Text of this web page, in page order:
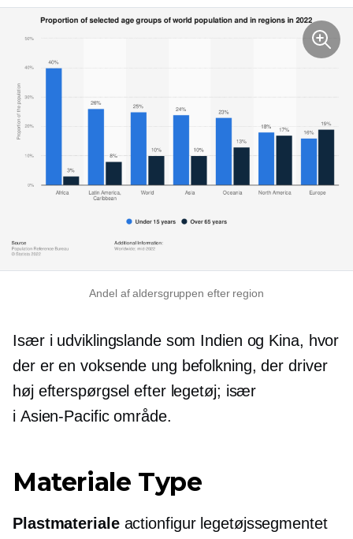
Andel af aldersgruppen efter region
Især i udviklingslande som Indien og Kina, hvor
der er en voksende ung befolkning, der driver
høj efterspørgsel efter legetøj; især
i Asien-Pacificområde.
Materiale Type
Plastmaterialeactionfigur legetøjssegmentet